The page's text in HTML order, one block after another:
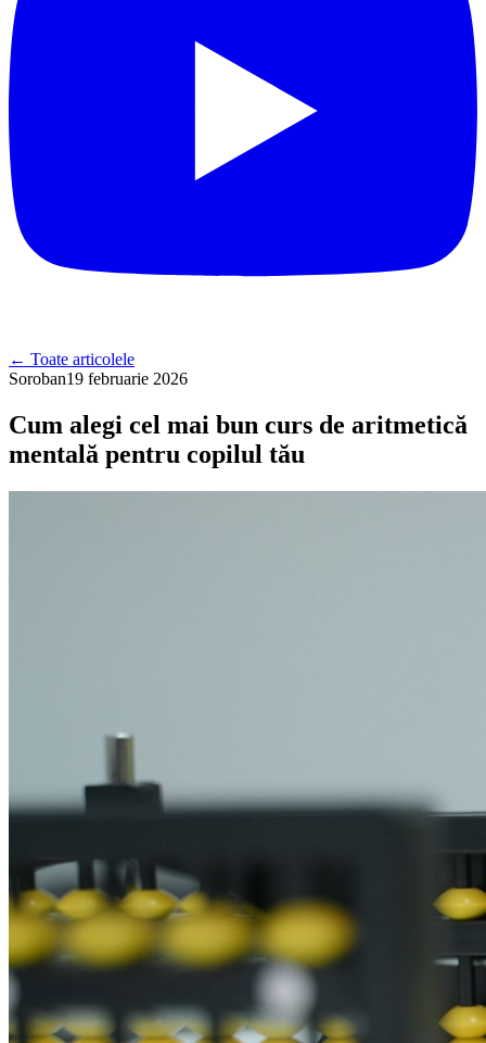
← Toate articolele
Soroban19 februarie 2026
Cum alegi cel mai bun curs de aritmetică
mentală pentru copilul tău